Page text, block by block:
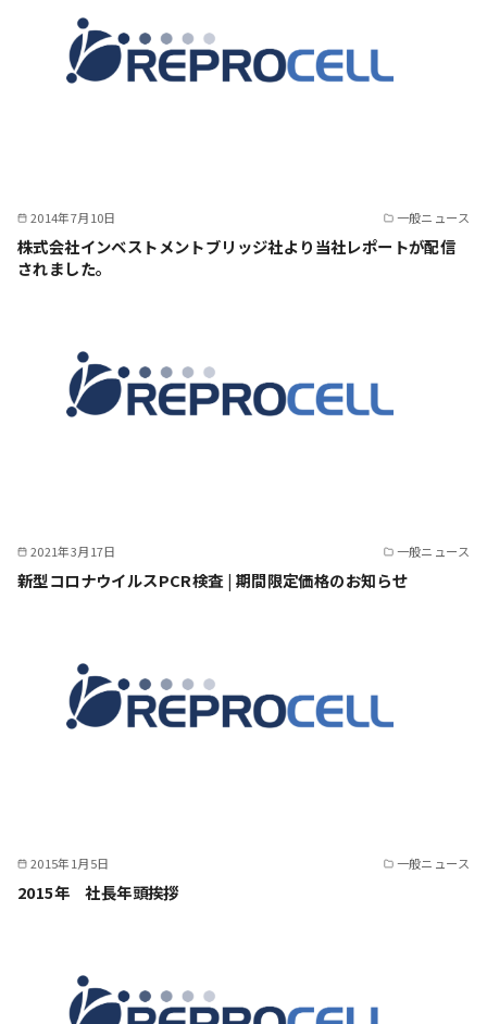
2014年7月10日 一般ニュース
株式会社インベストメントブリッジ社より当社レポートが配信
されました。
2021年3月17日 一般ニュース
新型コロナウイルスPCR検査 | 期間限定価格のお知らせ
2015年1月5日 一般ニュース
2015年 社長年頭挨拶